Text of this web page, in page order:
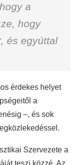
a
hogy
és egyúttal
érdekes helyet
a
–, és sok
Szervezete a
teszi közzé. Az